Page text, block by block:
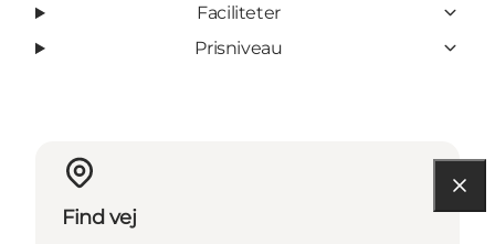
Faciliteter
Prisniveau
Find vej